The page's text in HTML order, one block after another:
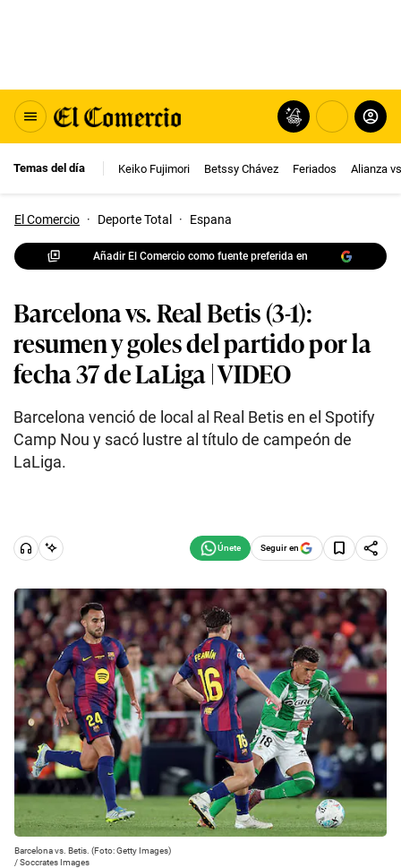
Temas del día Keiko Fujimori Betssy Chávez Feriados Alianza
El Comercio · Deporte Total · Espana
Añadir El Comercio como fuente preferida en
Barcelona vs. Real Betis (3-1):
resumen y goles del partido por la
fecha 37 de LaLiga | VIDEO
Barcelona venció de local al Real Betis en el Spotify
Camp Nou y sacó lustre al título de campeón de
LaLiga.
Seguir en
Barcelona vs. Betis. (Foto: Getty Images)
/Soccrates Images